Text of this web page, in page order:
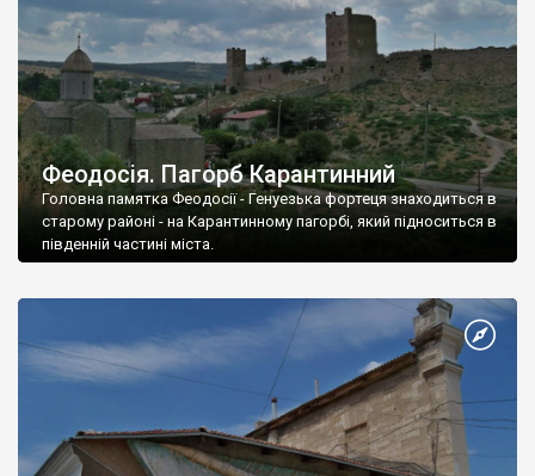
Феодосія. Пагорб Карантинний
Головна памятка Феодосії - Генуезька фортеця знаходиться в
старому районі - на Карантинному пагорбі, який підноситься в
південній частині міста.